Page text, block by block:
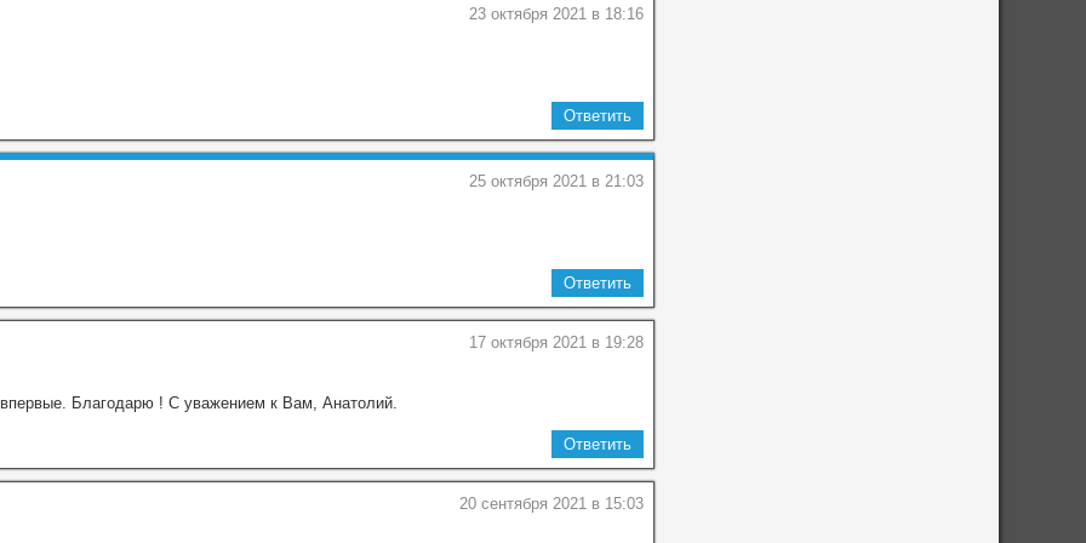
23 октября 2021 в 18:16
Ответить
25 октября 2021 в 21:03
Ответить
17 октября 2021 в 19:28
Благодарю ! С уважением к Вам, Анатолий.
Ответить
20 сентября 2021 в 15:03